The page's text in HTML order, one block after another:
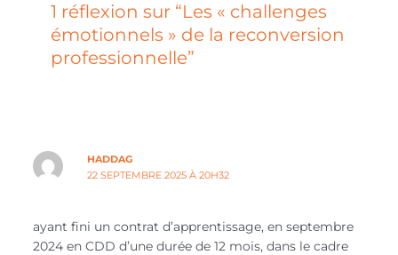
1 réflexion sur “Les « challenges
émotionnels » de la reconversion
professionnelle”
HADDAG
22 SEPTEMBRE 2025 À 20H32
ayant fini un contrat d’apprentissage, en septembre
2024 en CDD d’une durée de 12 mois, dans le cadre